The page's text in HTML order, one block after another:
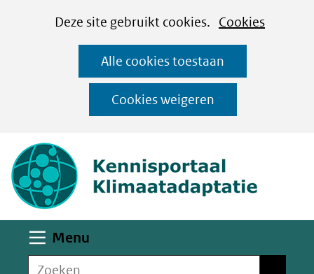
CookiesDeze site gebruikt cookies. Cookies
op
deze
website
worden
toegestaan
Alle cookies toestaan
Cookies weigeren
Ga
naar
de
inhoud
Menu
Zoeken